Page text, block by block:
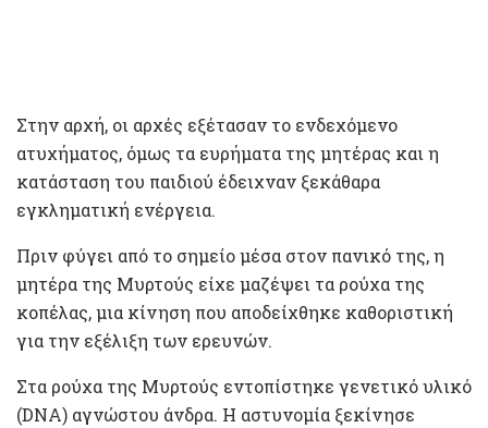
Στην αρχή, οι αρχές εξέτασαν το ενδεχόμενο
ατυχήματος, όμως τα ευρήματα της μητέρας και η
κατάσταση του παιδιού έδειχναν ξεκάθαρα
εγκληματική ενέργεια.
Πριν φύγει από το σημείο μέσα στον πανικό της, η
μητέρα της Μυρτούς είχε μαζέψει τα ρούχα της
κοπέλας, μια κίνηση που αποδείχθηκε καθοριστική
για την εξέλιξη των ερευνών.
Στα ρούχα της Μυρτούς εντοπίστηκε γενετικό υλικό
(DNA) αγνώστου άνδρα. Η αστυνομία ξεκίνησε